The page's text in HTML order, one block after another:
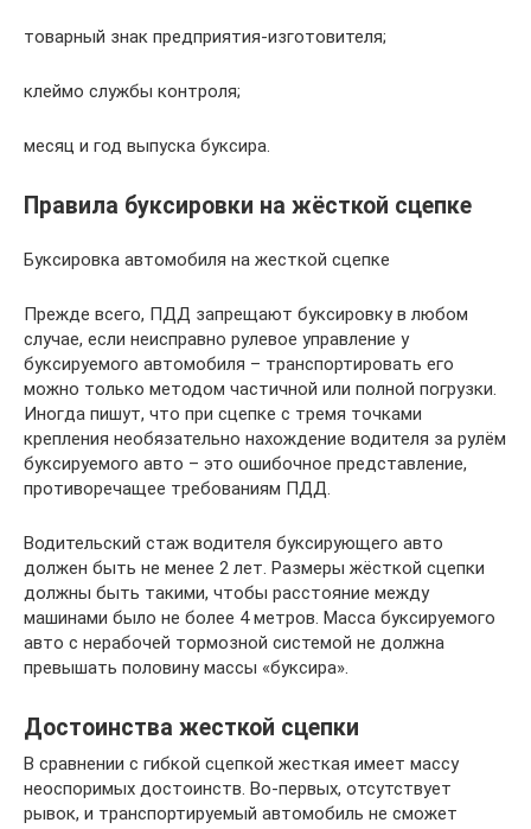
товарный знак предприятия-изготовителя;
клеймо службы контроля;
месяц и год выпуска буксира.
Правила буксировки на жёсткой сцепке
Буксировка автомобиля на жесткой сцепке
Прежде всего, ПДД запрещают буксировку в любом
случае, если неисправно рулевое управление у
буксируемого автомобиля – транспортировать его
можно только методом частичной или полной погрузки.
Иногда пишут, что при сцепке с тремя точками
крепления необязательно нахождение водителя за рулём
буксируемого авто – это ошибочное представление,
противоречащее требованиям ПДД.
Водительский стаж водителя буксирующего авто
должен быть не менее 2 лет. Размеры жёсткой сцепки
должны быть такими, чтобы расстояние между
машинами было не более 4 метров. Масса буксируемого
авто с нерабочей тормозной системой не должна
превышать половину массы «буксира».
Достоинства жесткой сцепки
В сравнении с гибкой сцепкой жесткая имеет массу
неоспоримых достоинств. Во-первых, отсутствует
рывок, и транспортируемый автомобиль не сможет